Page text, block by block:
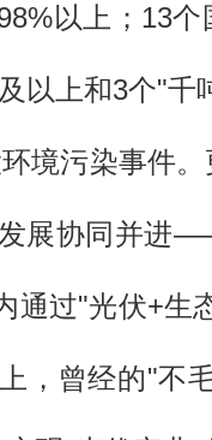
以上；13
以上和3个"千
境污染事件
展协同并进
通过"光伏+生
，曾经的"不